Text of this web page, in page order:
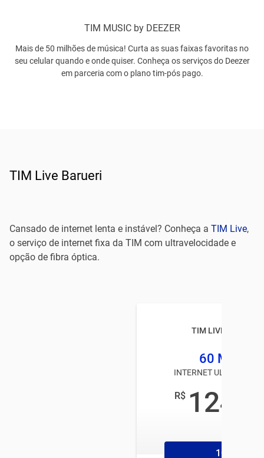
TIM MUSIC by DEEZER
Mais de 50 milhões de música! Curta as suas faixas favoritas no
seu celular quando e onde quiser. Conheça os serviços do Deezer
em parceria com o plano tim-pós pago.
TIM Live Barueri
Cansado de internet lenta e instável? Conheça a TIM Live,
o serviço de internet fixa da TIM com ultravelocidade e
opção de fibra óptica.
TIM LIVE BARUERI
60 MEGA
INTERNET ULTRA
R$ 124
1056